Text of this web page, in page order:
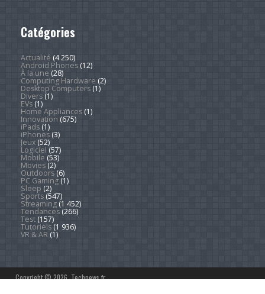
Catégories
Actualité (4 250)
Android Phones(12)
À la une (28)
Computing Hardware (2)
Desktop Computers(1)
Divers(1)
EVs(1)
Home Appliances(1)
Innovation (675)
iPads(1)
iPhones(3)
Jeux(52)
Logiciel (57)
Mobile (53)
Movies(2)
Outdoors(6)
PC Gaming(1)
Sleep (2)
Sports(547)
Streaming(1 452)
Tendances(266)
Test(157)
Tutoriels(1 936)
VR & AR(1)
Copyright © 2026. Technews.fr